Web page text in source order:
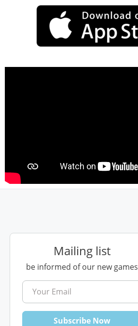
Mailing list
be informed of our new games